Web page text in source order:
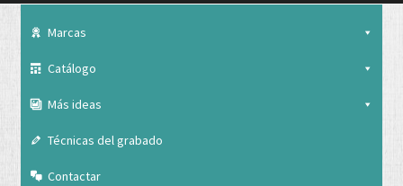
Marcas
Catálogo
Más ideas
Técnicas del grabado
Contactar